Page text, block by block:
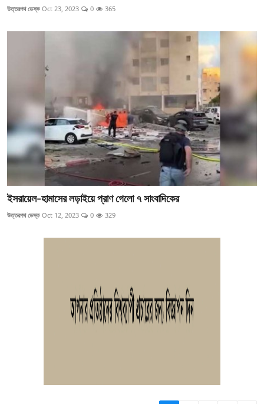
উত্তরপথ ডেস্ক Oct 23, 2023 0 365
ইসরায়েল-হামাসের লড়াইয়ে প্রাণ গেলো ৭ সাংবাদিকের
উত্তরপথ ডেস্ক Oct 12, 2023 0 329